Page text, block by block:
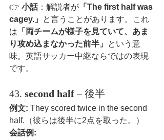
👉 小話：解説者が 「The first half was
cagey.」
と言うことがあります。これ
は 「両チームが様子を見ていて、あま
り攻め込まなかった前半」
という意
味。英語サッカー中継ならではの表現
です。
43. second half – 後半
例文: They scored twice in the second
half.（彼らは後半に2点を取った。）
会話例: